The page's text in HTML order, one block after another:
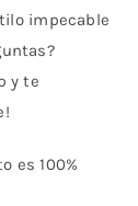
impecable
y te
es 100%